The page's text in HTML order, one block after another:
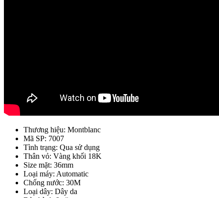
Thương hiệu: Montblanc
Mã SP: 7007
Tình trạng: Qua sử dụng
Thân vỏ: Vàng khối 18K
Size mặt: 36mm
Loại máy: Automatic
Chống nước: 30M
Loại dây: Dây da